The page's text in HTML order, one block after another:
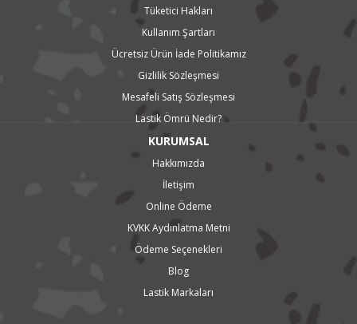
Tüketici Hakları
Kullanım Şartları
Ücretsiz Ürün İade Politikamız
Gizlilik Sözleşmesi
Mesafeli Satış Sözleşmesi
Lastik Ömrü Nedir?
KURUMSAL
Hakkımızda
İletişim
Online Ödeme
KVKK Aydınlatma Metni
Ödeme Seçenekleri
Blog
Lastik Markaları